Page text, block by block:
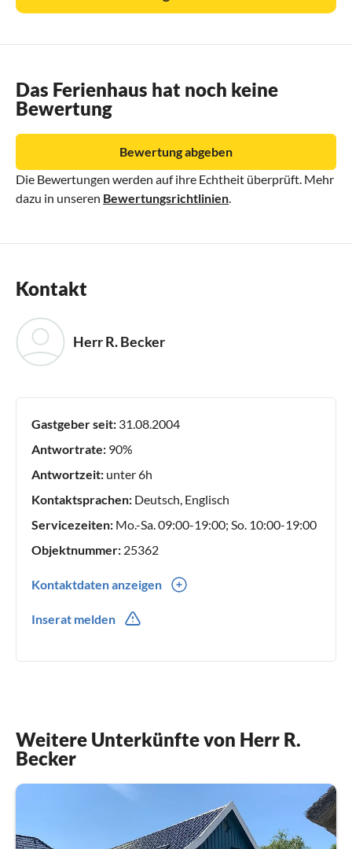
Das Ferienhaus hat noch keine
Bewertung
Die Bewertungen werden auf ihre Echtheit überprüft. Mehr
dazu in unseren Bewertungsrichtlinien
Bewertung abgeben
Kontakt
Herr R. Becker
Gastgeber seit: 31.08.2004
Antwortrate: 90%
Antwortzeit: unter 6h
Kontaktsprachen: Deutsch, Englisch
Servicezeiten: Mo.-Sa. 09:00-19:00; So. 10:00-19:00
Objektnummer: 25362
Kontaktdaten anzeigen
Inserat melden
Weitere Unterkünfte von Herr R.
Becker